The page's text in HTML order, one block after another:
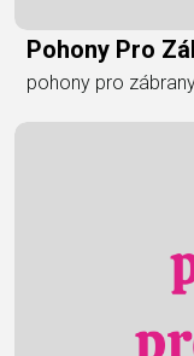
Pohony Pro
pohony pro